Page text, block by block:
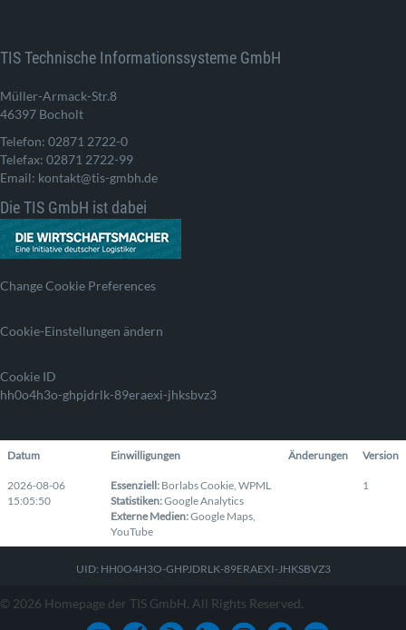
TIS Technische Informationssysteme GmbH
Müller-Armack-Str.8
46397 Bocholt
Telefon: 02871 2722-0
Telefax: 02871 2722-99
Email: kontakt@tis-gmbh.de
Die TIS GmbH ist dabei
Change Cookie Preferences
Cookie-Einstellungen ändern
Cookie ID
hh0o4h3o-ghpjdrlk-89eraexi-jhksbvz3
Datum Einwilligungen Änderungen Version
2026-08-06
15:05:50
Essenziell: Borlabs Cookie WPML
Statistiken:Google Analytics
Externe Medien:Google Maps
YouTube
1
UID: HH0O4H3O-GHPJDRLK-89ERAEXI-JHKSBVZ3
© 2026 Homepage der TIS GmbH. All Rights Reserved.